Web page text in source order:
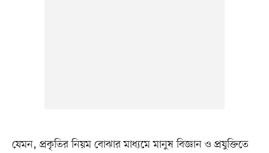
যেমন, প্রকৃতির নিয়ম বোঝার মাধ্যমে মানুষ বিজ্ঞান ও প্রযুক্তিতে